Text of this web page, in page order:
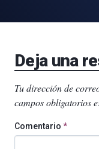
Deja una
Tu dirección de
campos obligatorios
Comentario *